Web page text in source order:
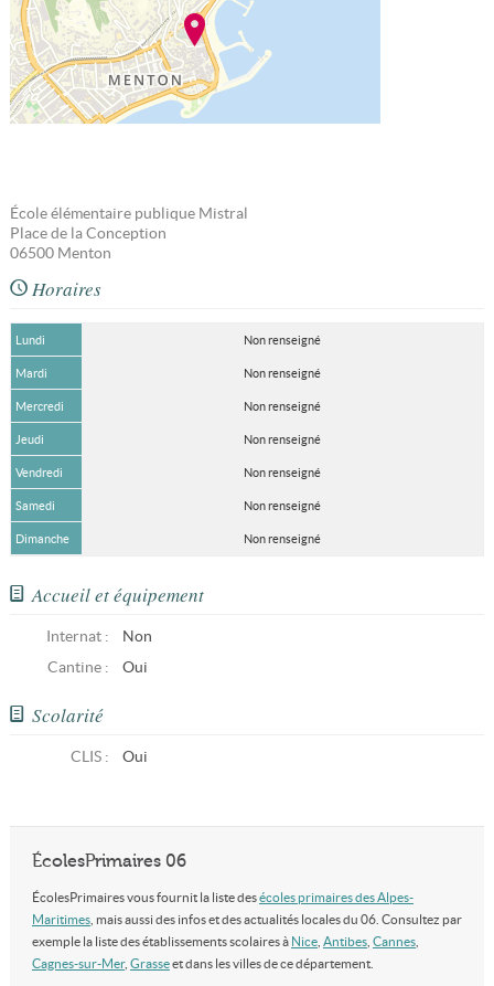
École élémentaire publique Mistral
Place de la Conception
06500 Menton
Horaires
Lundi Non renseigné
Mardi Non renseigné
Mercredi Non renseigné
Jeudi Non renseigné
Vendredi Non renseigné
Samedi Non renseigné
Dimanche Non renseigné
Accueil et équipement
Internat :
Non
Cantine :
Oui
Scolarité
CLIS: Oui
ÉcolesPrimaires 06
ÉcolesPrimaires vous fournit la liste desécoles primaires des Alpes-
Maritimes, mais aussi des infos et des actualités locales du 06. Consultez par
exemple la liste des établissements scolaires à Nice, Antibes, Cannes,
Cagnes-sur-Mer, Grasseet dans les villes de ce département.